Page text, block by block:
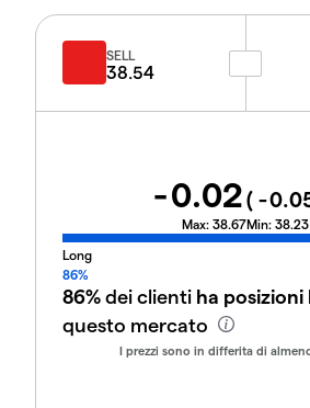
SELL
38.54
-0.02( -
Max: 38.67Min: 38.23
Long
86%
86%dei clienti ha posizioni
questo mercato
I prezzi sono in differita di